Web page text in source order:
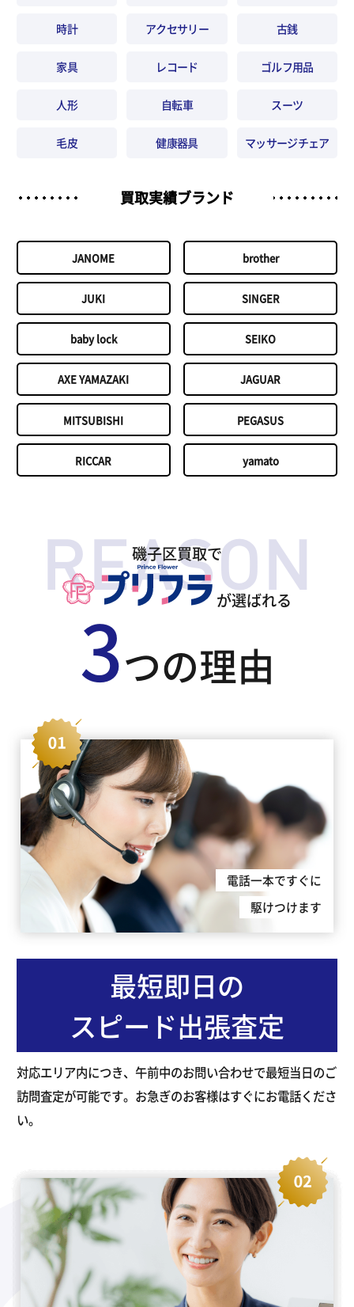
時計 アクセサリー 古銭
家具 レコード ゴルフ用品
人形 自転車 スーツ
毛皮 健康器具 マッサージチェア
買取実績ブランド
JANOME brother
JUKI SINGER
baby lock SEIKO
AXE YAMAZAKI JAGUAR
MITSUBISHI PEGASUS
RICCAR yamato
磯子区買取で
が選ばれる
3つの理由
電話一本ですぐに
駆けつけます
最短即日の
スピード出張査定
対応エリア内につき、午前中のお問い合わせで最短当日のご
訪問査定が可能です。お急ぎのお客様はすぐにお電話くださ
い。